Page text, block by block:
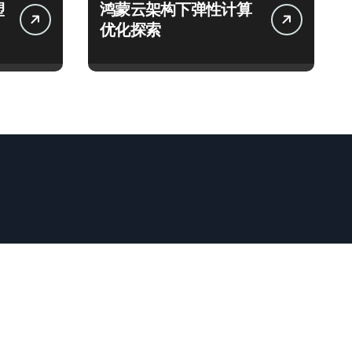
鸿蒙云架构下弹性计算
优化探索